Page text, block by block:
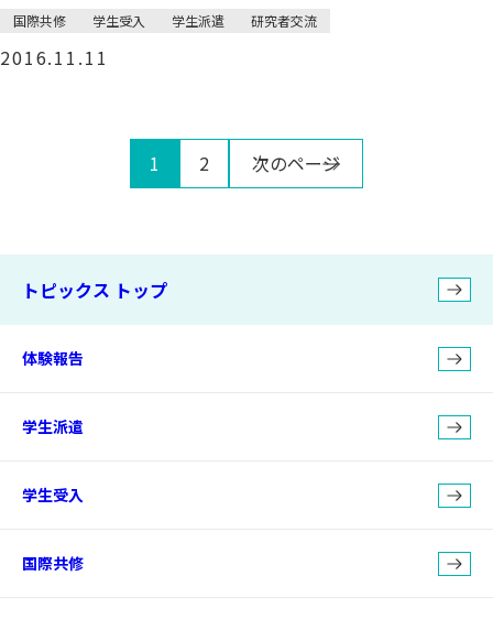
国際共修 学生受入 学生派遣 研究者交流
2016.11.11
1 2 次のページ
トピックス トップ
体験報告
学生派遣
学生受入
国際共修